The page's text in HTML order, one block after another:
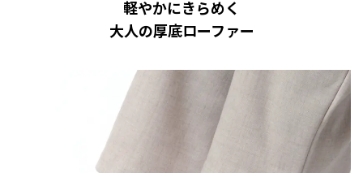
軽やかにきらめく
大人の厚底ローファー